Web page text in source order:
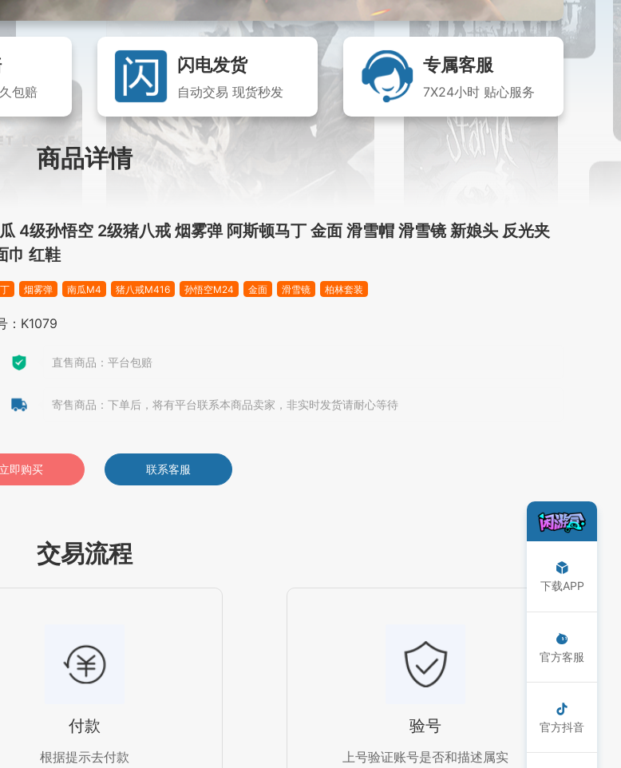
包赔
闪电发货
自动交易 现货秒发
专属客服
7X24小时 贴心服务
商品详情
4级孙悟空 2级猪八戒 烟雾弹 阿斯顿马丁 金面 滑雪帽 滑雪镜 新娘头 反光夹
巾 红鞋
烟雾弹 南瓜M4 猪八戒M416 孙悟空M24 金面 滑雪镜 柏林套装
：K1079
直售商品：平台包赔
寄售商品：下单后，将有平台联系本商品卖家，非实时发货请耐心等待
立即购买 联系客服
交易流程
付款
根据提示去付款
验号
上号验证账号是否和描述属实
下载APP
官方客服
官方抖音